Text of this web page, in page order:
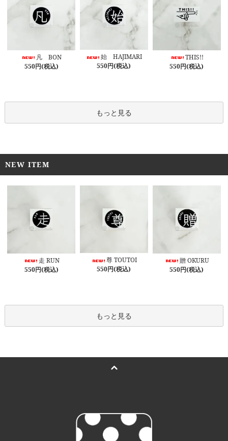
凡 BON
550円(税込)
始 HAJIMARI
550円(税込)
THIS!!
550円(税込)
もっと見る
NEW ITEM
走 RUN
550円(税込)
尊 TOUTOI
550円(税込)
贈 OKURU
550円(税込)
もっと見る